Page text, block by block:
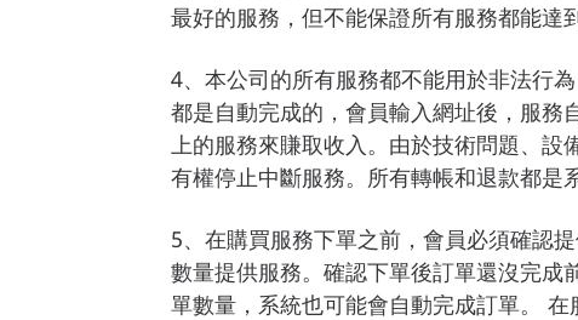
最好的服務，但不能保證所有服務都能達
4、本公司的所有服務都不能用於非法行
都是自動完成的，會員輸入網址後，服務
上的服務來賺取收入。由於技術問題、設
有權停止中斷服務。所有轉帳和退款都是
5、在購買服務下單之前，會員必須確認
數量提供服務。確認下單後訂單還沒完成
單數量，系統也可能會自動完成訂單。